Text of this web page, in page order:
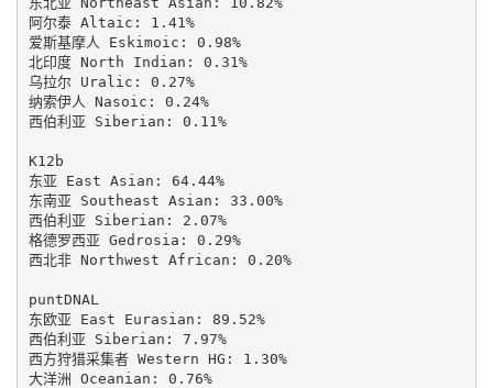
阿尔泰 Altaic: 1.41%
爱斯基摩人 Eskimoic: 0.98%
北印度 North Indian: 0.31%
乌拉尔 Uralic: 0.27%
纳索伊人 Nasoic: 0.24%
西伯利亚 Siberian: 0.11%
K12b
东亚 East Asian: 64.44%
东南亚 Southeast Asian: 33.00%
西伯利亚 Siberian: 2.07%
格德罗西亚 Gedrosia: 0.29%
西北非 Northwest African: 0.20%
puntDNAL
东欧亚 East Eurasian: 89.52%
西伯利亚 Siberian: 7.97%
西方狩猎采集者 Western HG: 1.30%
大洋洲 Oceanian: 0.76%